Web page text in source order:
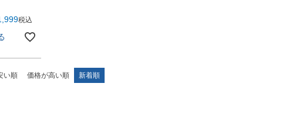
税込
い順 価格が高い順 新着順